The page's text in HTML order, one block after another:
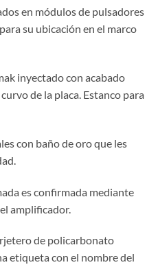
en módulos de pulsadores
su ubicación en el marco
inyectado con acabado
de la placa. Estanco para
con baño de oro que les
es confirmada mediante
amplificador.
de policarbonato
etiqueta con el nombre del